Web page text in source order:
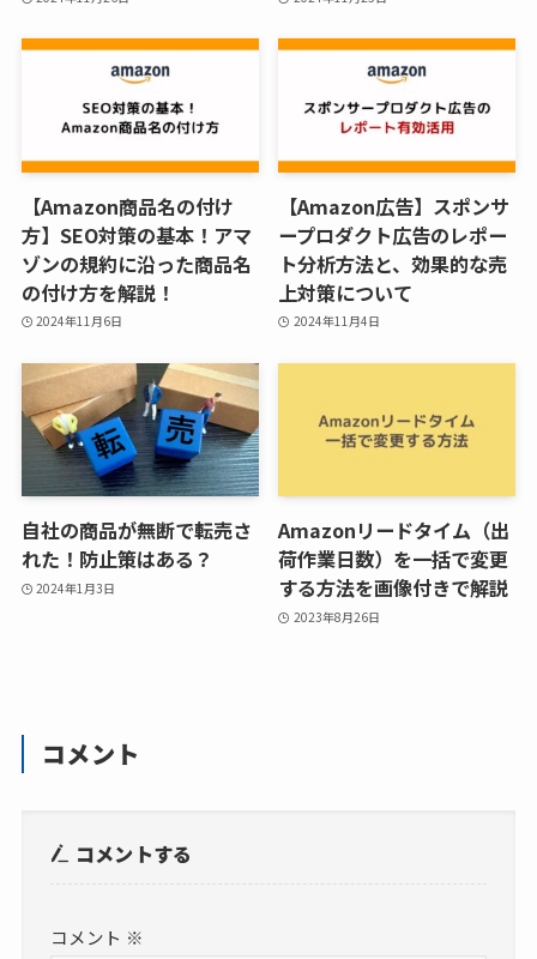
【Amazon商品名の付け
方】SEO対策の基本！アマ
ゾンの規約に沿った商品名
の付け方を解説！
2024年11月6日
【Amazon広告】スポンサ
ープロダクト広告のレポー
ト分析方法と、効果的な売
上対策について
2024年11月4日
自社の商品が無断で転売さ
れた！防止策はある？
2024年1月3日
Amazonリードタイム（出
荷作業日数）を一括で変更
する方法を画像付きで解説
2023年8月26日
コメント
コメントする
コメント ※